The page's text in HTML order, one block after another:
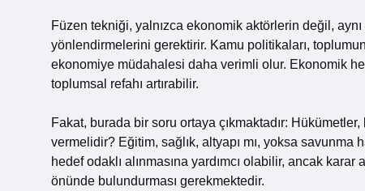
Füzen tekniği, yalnızca ekonomik aktörlerin değil,
yönlendirmelerini gerektirir. Kamu politikaları,
ekonomiye müdahalesi daha verimli olur. Ekonomik
toplumsal refahı artırabilir.
Fakat, burada bir soru ortaya çıkmaktadır:
vermelidir? Eğitim, sağlık, altyapı mı, yoksa savunma
hedef odaklı alınmasına yardımcı olabilir, ancak
önünde bulundurması gerekmektedir.